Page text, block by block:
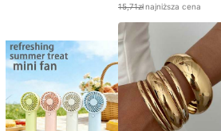
15,71złnajniższa cena